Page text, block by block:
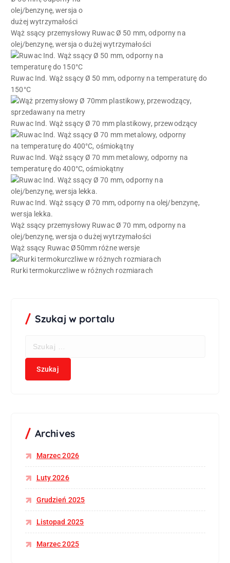
Wąż ssący przemysłowy Ruwac Ø 50 mm, odporny na
olej/benzynę, wersja o dużej wytrzymałości
Ruwac Ind. Wąż ssący Ø 50 mm, odporny na temperaturę do
150°C
Ruwac Ind. Wąż ssący Ø 70 mm plastikowy, przewodzący
Ruwac Ind. Wąż ssący Ø 70 mm metalowy, odporny na
temperaturę do 400°C, ośmiokątny
Ruwac Ind. Wąż ssący Ø 70 mm, odporny na olej/benzynę,
wersja lekka.
Wąż ssący przemysłowy Ruwac Ø 70 mm, odporny na
olej/benzynę, wersja o dużej wytrzymałości
Wąż ssący Ruwac Ø50mm różne wersje
Rurki termokurczliwe w różnych rozmiarach
Szukaj w portalu
Archives
Marzec 2026
Luty 2026
Grudzień 2025
Listopad 2025
Marzec 2025